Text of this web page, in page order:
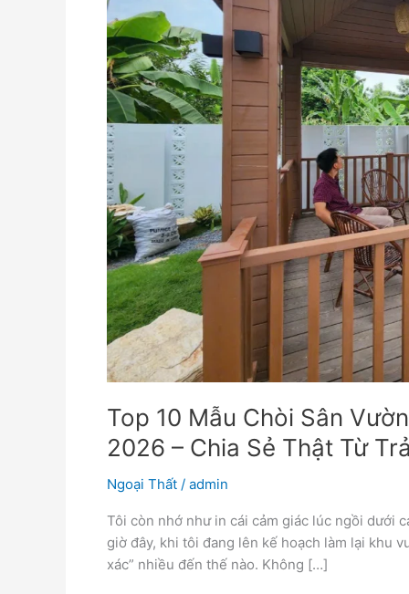
Top 10 Mẫu Chòi Sân
2026 – Chia Sẻ Thật Từ
Ngoại Thất / admin
Tôi còn nhớ như in cái cảm giác lúc ngồi dưới
giờ đây, khi tôi đang lên kế hoạch làm lại khu
xác” nhiều đến thế nào. Không […]
Hiện
Đại
Dẫn
Đầu
Xu
Hướng
2026
–
Chia
Sẻ
Thật
Từ
Trải
Nghiệm